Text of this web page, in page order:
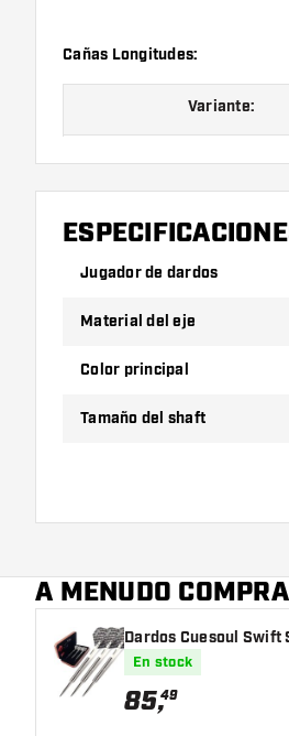
Cañas Longitudes:
Variante:
Variante 330
romperse con el uso.
Prueba cañas de
para ti.
Jugador de dardos
Material del eje
Color principal
Tamaño del shaft
A MENUDO
Dardos Cuesoul Swift
En stock
85,49